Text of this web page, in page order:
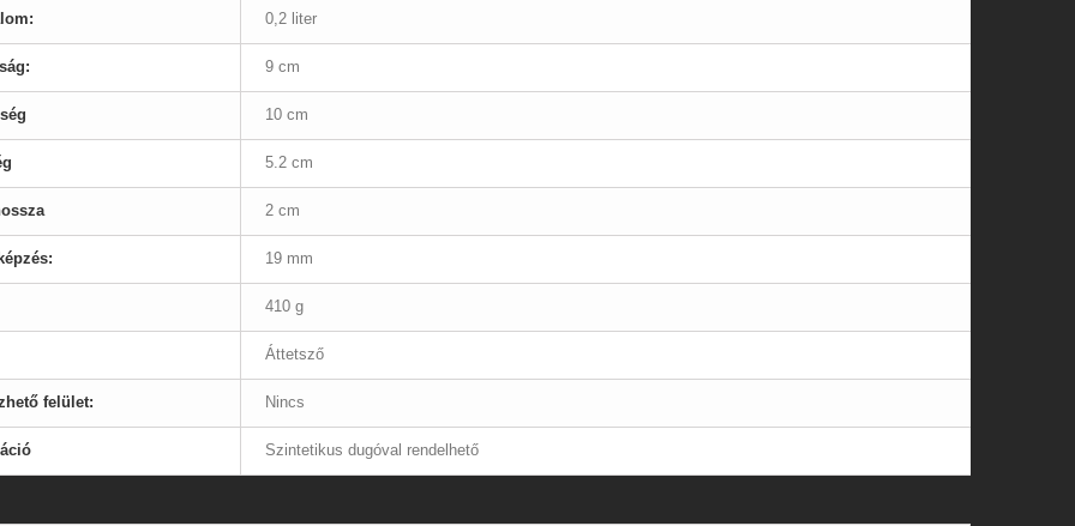
0,2 liter
9 cm
10 cm
5.2 cm
2 cm
19 mm
410 g
Áttetsző
felület: Nincs
Szintetikus dugóval rendelhető